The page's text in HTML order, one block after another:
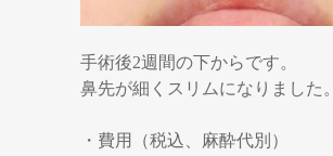
手術後2週間の下からです。
鼻先が細くスリムになりました。
・費用（税込、麻酔代別）